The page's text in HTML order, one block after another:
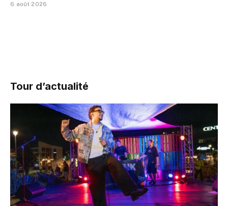
6 août 2026
Tour d’actualité